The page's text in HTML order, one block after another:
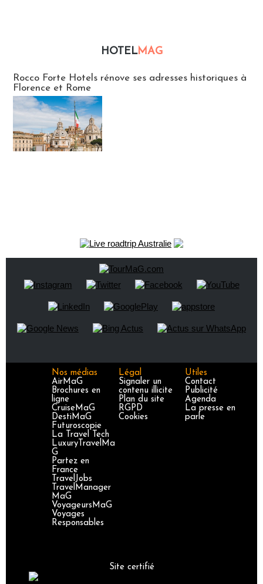
HOTELMAG
Rocco Forte Hotels rénove ses adresses historiques à
Florence et Rome
Nos médias
AirMaG
Brochures en
ligne
CruiseMaG
DestiMaG
Futuroscopie
La Travel Tech
LuxuryTravelMa
G
Partez en
France
TravelJobs
TravelManager
MaG
VoyageursMaG
Voyages
Responsables
Légal
Signaler un
contenu illicite
Plan du site
RGPD
Cookies
Utiles
Contact
Publicité
Agenda
La presse en
parle
Site certifié